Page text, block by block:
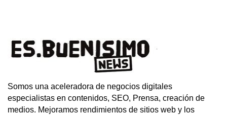
Somos una aceleradora de negocios digitales
especialistas en contenidos, SEO, Prensa, creación de
medios. Mejoramos rendimientos de sitios web y los